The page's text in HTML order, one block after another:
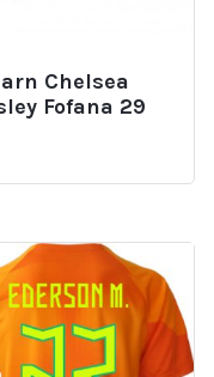
Chelsea
Fofana 29